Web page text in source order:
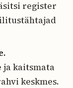
register
kaitsmata
keskmes.